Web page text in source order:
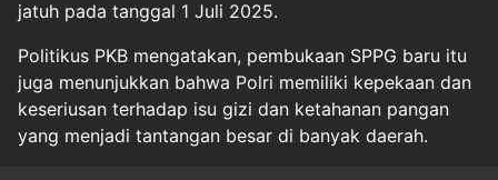
jatuh pada tanggal 1 Juli 2025.
Politikus PKB mengatakan, pembukaan SPPG baru itu
juga menunjukkan bahwa Polri memiliki kepekaan dan
keseriusan terhadap isu gizi dan ketahanan pangan
yang menjadi tantangan besar di banyak daerah.